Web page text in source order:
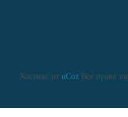
Хостинг от uCozВсе права